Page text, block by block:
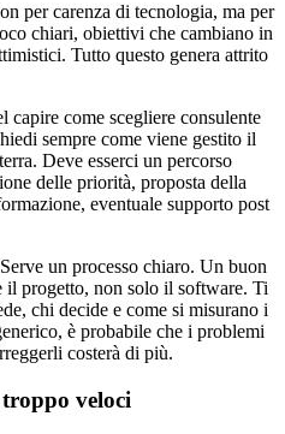
per carenza di tecnologia, ma per
chiari, obiettivi che cambiano in
Tutto questo genera attrito
capire come scegliere consulente
sempre come viene gestito il
Deve esserci un percorso
delle priorità, proposta della
eventuale supporto post
un processo chiaro. Un buon
il progetto, non solo il software. Ti
chi decide e come si misurano i
è probabile che i problemi
costerà di più.
veloci